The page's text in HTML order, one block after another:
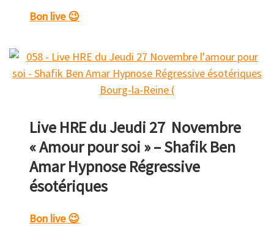
Bon live 😉
Live HRE du Jeudi 27 Novembre
« Amour pour soi » – Shafik Ben
Amar Hypnose Régressive
ésotériques
Bon live 😉